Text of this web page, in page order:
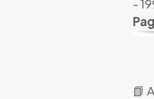
-
📗